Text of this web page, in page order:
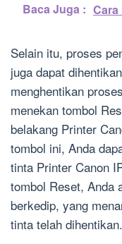
Baca Juga :
Selain itu, proses
juga dapat
menghentikan
menekan tombol
belakang Printer
tombol ini, Anda
tinta Printer Canon
tombol Reset, Anda
berkedip, yang
tinta telah dihentikan.